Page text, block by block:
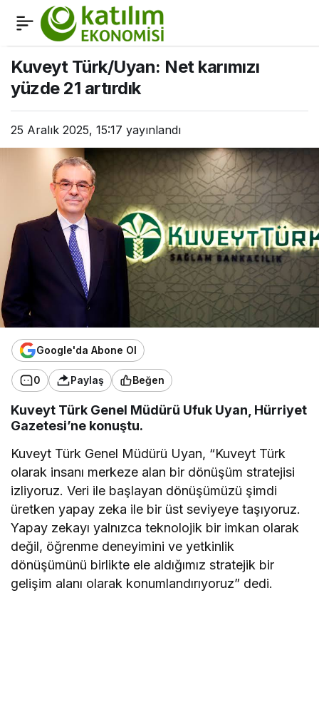
Kuveyt Türk/Uyan: Net karımızı
yüzde 21 artırdık
25 Aralık 2025, 15:17 yayınlandı
Google'da Abone Ol
0 Paylaş Beğen
Kuveyt Türk Genel Müdürü Ufuk Uyan, Hürriyet
Gazetesi’ne konuştu.
Kuveyt Türk Genel Müdürü Uyan, “Kuveyt Türk
olarak insanı merkeze alan bir dönüşüm stratejisi
izliyoruz. Veri ile başlayan dönüşümüzü şimdi
üretken yapay zeka ile bir üst seviyeye taşıyoruz.
Yapay zekayı yalnızca teknolojik bir imkan olarak
değil, öğrenme deneyimini ve yetkinlik
dönüşümünü birlikte ele aldığımız stratejik bir
gelişim alanı olarak konumlandırıyoruz” dedi.
Ziraat Katılım’ın 2026
hedefleri nedir?